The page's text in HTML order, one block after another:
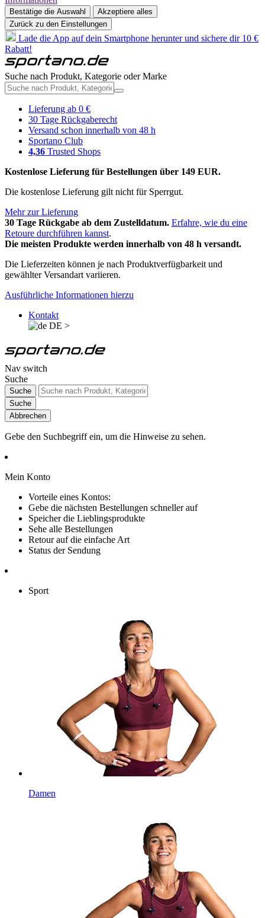
Bestätige die Auswahl
Akzeptiere alles
Zurück zu den Einstellungen
Lade die App auf dein Smartphone herunter und sichere dir 10 €
Rabatt!
Suche nach Produkt, Kategorie oder Marke
Lieferung ab 0 €
30 Tage Rückgaberecht
Versand schon innerhalb von 48 h
Sportano Club
4,36 Trusted Shops
Kostenlose Lieferung für Bestellungen über 149 EUR.
Die kostenlose Lieferung gilt nicht für Sperrgut.
Mehr zur Lieferung
30 Tage Rückgabe ab dem Zustelldatum. Erfahre, wie du eine
Retoure durchführen kannst.
Die meisten Produkte werden innerhalb von 48 h versandt.
Die Lieferzeiten können je nach Produktverfügbarkeit und
gewählter Versandart variieren.
Ausführliche Informationen hierzu
Kontakt
DE >
Nav switch
Suche
Suche
Suche
Abbrechen
Gebe den Suchbegriff ein, um die Hinweise zu sehen.
Mein Konto
Vorteile eines Kontos:
Gebe die nächsten Bestellungen schneller auf
Speicher die Lieblingsprodukte
Sehe alle Bestellungen
Retour auf die einfache Art
Status der Sendung
Sport
Damen